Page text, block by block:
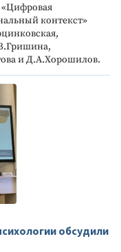
контекст»
и Д.А.Хорошилов.
обсудили